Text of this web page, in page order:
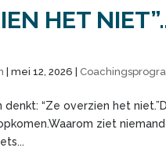
HET
|mei 12, 2026
“Ze overzien het
ziet